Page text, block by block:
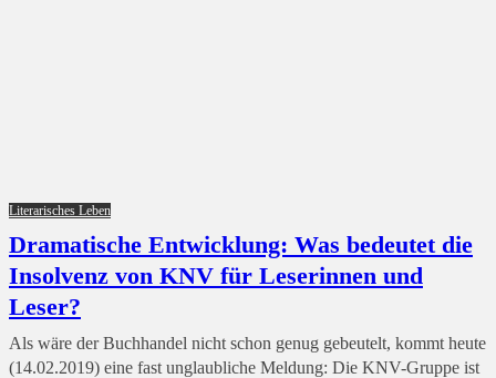
Literarisches Leben
Dramatische Entwicklung: Was bedeutet die
Insolvenz von KNV für Leserinnen und
Leser?
Als wäre der Buchhandel nicht schon genug gebeutelt, kommt heute
(14.02.2019) eine fast unglaubliche Meldung: Die KNV-Gruppe ist